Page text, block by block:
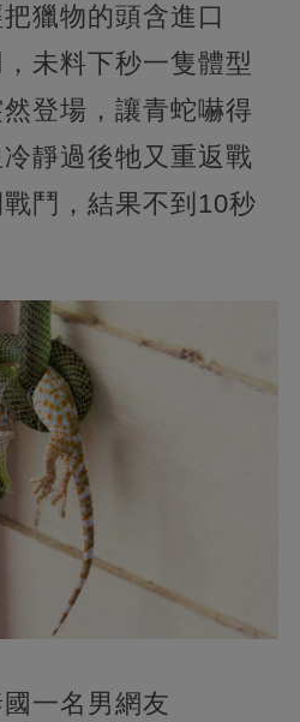
獵物的頭含進口
未料下秒一隻體型
登場，讓青蛇嚇得
靜過後牠又重返戰
鬥，結果不到10秒
一名男網友